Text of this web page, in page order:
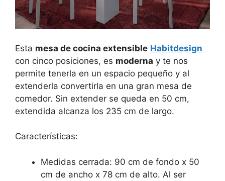
Esta mesa de cocina extensible Habitdesign
con cinco posiciones, es moderna y te nos
permite tenerla en un espacio pequeño y al
extenderla convertirla en una gran mesa de
comedor. Sin extender se queda en 50 cm,
extendida alcanza los 235 cm de largo.
Características:
Medidas cerrada: 90 cm de fondo x 50
cm de ancho x 78 cm de alto. Al ser